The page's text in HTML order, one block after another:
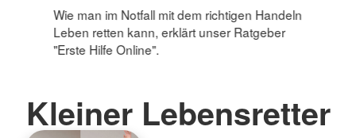
Wie man im Notfall mit dem richtigen Handeln
Leben retten kann, erklärt unser Ratgeber
"Erste Hilfe Online".
Kleiner Lebensretter